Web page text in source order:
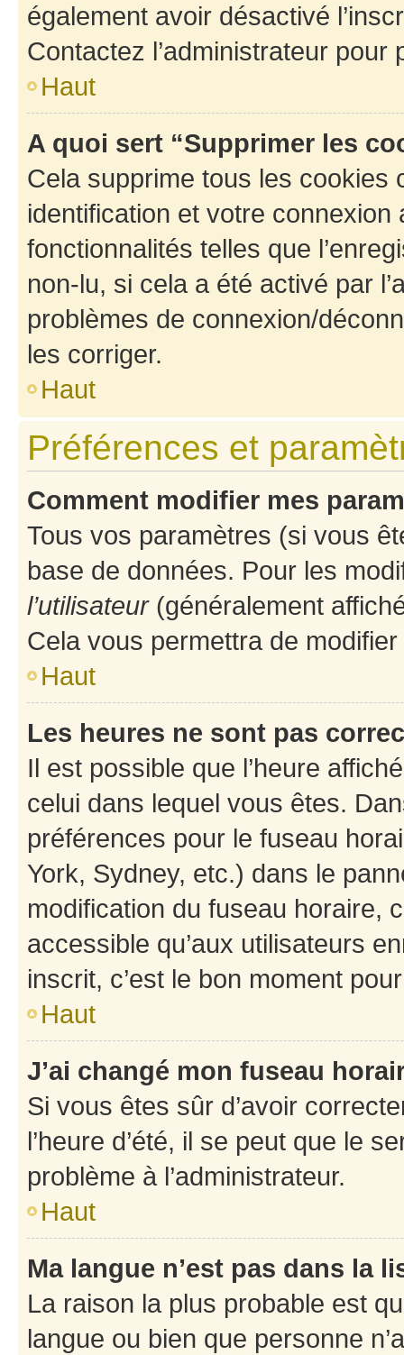
également avoir désactivé
Contactez l’administrateur
Haut
A quoi sert “Supprimer les
Cela supprime tous les cookies
identification et votre
fonctionnalités telles que
non-lu, si cela a été activé par
problèmes de connexion/
les corriger.
Haut
Préférences et
Comment modifier mes
Tous vos paramètres (si vous
base de données. Pour les
l’utilisateur(généralement
Cela vous permettra de
Haut
Les heures ne sont pas
Il est possible que l’heure
celui dans lequel vous êtes.
préférences pour le fuseau
York, Sydney, etc.) dans le
modification du fuseau horaire,
accessible qu’aux utilisateurs
inscrit, c’est le bon moment
Haut
J’ai changé mon fuseau
Si vous êtes sûr d’avoir
l’heure d’été, il se peut que le
problème à l’administrateur.
Haut
Ma langue n’est pas dans la
La raison la plus probable est
langue ou bien que personne